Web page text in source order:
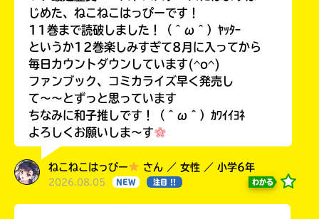
じめた、ねこねこはっぴーです！
11巻まで読破しました！（＾ω＾）ﾔｯﾀｰ
というか12巻楽しみすぎて8月に入ってから
毎日カウントダウンしています(^o^)
ファンブック、コミカライズ早く発売し
て〜〜とずっと思っています
ちなみに和子推しです！（＾ω＾）ｶﾜｲｲﾖﾈ
よろしくお願いしま〜す
ねこねこはっぴー さん ／ 女性 ／ 小学6年
2026.08.05 NEW 注目 !! わかる